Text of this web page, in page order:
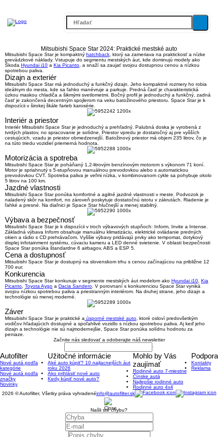
Mitsubishi Space Star 2024: Praktické mestské auto
Mitsubishi Space Star je kompaktný hatchback , ktorý sa zameriava na praktickosť a nízke
prevádzkové náklady. Vstupuje do segmentu mestských áut, kde dominujú modely ako
Škoda Hyundai i10 a Kia Picanto , a snaží sa zaujať svojou dostupnou cenou a nízkou
spotrebou paliva.
Dizajn a exteriér
Mitsubishi Space Star má jednoduchý a funkčný dizajn. Jeho kompaktné rozmery ho robia
ideálnym do mesta, kde sa ľahko manévruje a parkuje. Predná časť je charakteristická
úzkou maskou chladiča a šikmými svetlometmi. Bočný profil je jednoduchý a funkčný, zadná
časť je zakončená decentným spojlerom na veku batožinového priestoru. Space Star je k
dispozícii v širokej škále farieb karosérie.
Interiér a priestor
Interiér Mitsubishi Space Star je jednoduchý a prehľadný. Palubná doska je vyrobená z
tvrdých plastov, no spracovanie je solídne. Priestor vpredu je dostatočný aj pre vyšších
cestujúcich, vzadu je priestor obmedzenejší. Batožinový priestor má objem 235 litrov, čo je
na túto triedu vozidiel priemerná hodnota.
Motorizácia a spotreba
Mitsubishi Space Star je poháňaný 1,2-litrovým benzínovým motorom s výkonom 71 koní.
Motor je spriahnutý s 5-stupňovou manuálnou prevodovkou alebo s automatickou
prevodovkou CVT. Spotreba paliva je veľmi nízka, v kombinovanom cykle sa pohybuje okolo
5 litrov na 100 km.
Jazdné vlastnosti
Mitsubishi Space Star ponúka komfortné a agilné jazdné vlastnosti v meste. Podvozok je
naladený skôr na komfort, no zároveň poskytuje dostatočnú istotu v zákrutách. Riadenie je
ľahké a presné. Na diaľnici je Space Star hlučnejší a menej stabilný.
Výbava a bezpečnosť
Mitsubishi Space Star je k dispozícii v troch výbavových stupňoch: Inform, Invite a Intense.
Základná výbava Inform obsahuje manuálnu klimatizáciu, elektrické ovládanie predných
okien a rádio s CD prehrávačom. Vyššie výbavy pridávajú prvky ako tempomat, dotykový
displej infotainment systému, cúvaciu kameru a LED denné svietenie. V oblasti bezpečnosti
Space Star ponúka štandardne 6 airbagov, ABS a ESP 5.
Cena a dostupnosť
Mitsubishi Space Star je dostupný na slovenskom trhu s cenou začínajúcou na približne 12
700 eur.
Konkurencia
Mitsubishi Space Star konkuruje v segmente mestských áut modelom ako Hyundai i10 Kia
Picanto Toyota Aygo a Dacia Sandero . V porovnaní s konkurenciou Space Star vyniká
svojou nízkou spotrebou paliva a priestranným interiérom. Na druhej strane, jeho dizajn a
technológie sú menej moderné.
Záver
Mitsubishi Space Star je praktické a úsporné mestské auto , ktoré osloví predovšetkým
vodičov hľadajúcich dostupné a spoľahlivé vozidlo s nízkou spotrebou paliva. Aj keď jeho
dizajn a technológie nie sú najmodernejšie, Space Star ponúka solídnu hodnotu za
peniaze.
Začnite nás sledovať a odoberajte náš newsletter
Autofilter
Nové autá podľa
kategórie
Nové autá podľa
značky
Novinky
Užitočné informácie
Aké auto kúpiť? 10 najlacnejších áut
roku 2026
Ako prihlásiť nové auto
Kedy kúpiť nové auto?
Mohlo by Vás
zaujímať
Rodinné auto 7-miestne
Čínske autá
Najlepšie rodinné auto
Rodinné auto 4x4
Podpora
Kontakty
Reklama
2026 © Autofilter, Všetky práva vyhradenéinfo@autofilter.sk
Našli ste chybu?